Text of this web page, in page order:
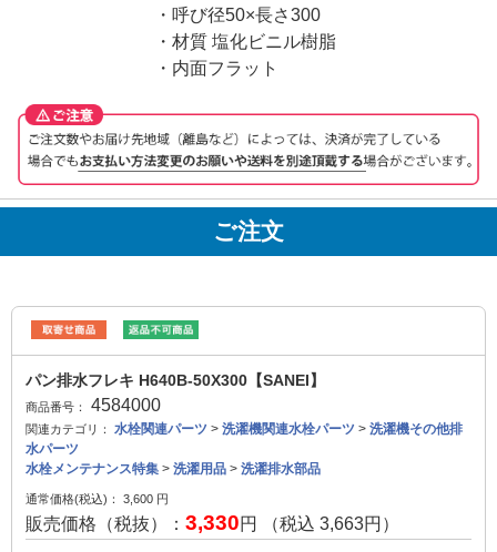
・呼び径50×長さ300
・材質 塩化ビニル樹脂
・内面フラット
ご注文
パン排水フレキ H640B-50X300【SANEI】
商品番号： 4584000
関連カテゴリ： 水栓関連パーツ > 洗濯機関連水栓パーツ > 洗濯機その他排
水パーツ
水栓メンテナンス特集 > 洗濯用品 > 洗濯排水部品
通常価格(税込)： 3,600 円
販売価格（税抜）： 3,330円 （税込 3,663円）